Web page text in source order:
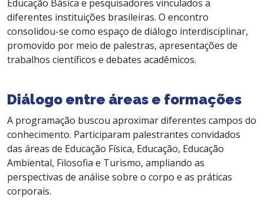
Educação Básica e pesquisadores vinculados a
diferentes instituições brasileiras. O encontro
consolidou-se como espaço de diálogo interdisciplinar,
promovido por meio de palestras, apresentações de
trabalhos científicos e debates acadêmicos.
Diálogo entre áreas e formações
A programação buscou aproximar diferentes campos do
conhecimento. Participaram palestrantes convidados
das áreas de Educação Física, Educação, Educação
Ambiental, Filosofia e Turismo, ampliando as
perspectivas de análise sobre o corpo e as práticas
corporais.